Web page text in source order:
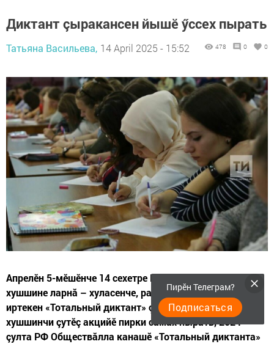
Диктант çыракансен йышӗ ӳссех пырать
Татьяна Васильева, 14 April 2025 - 15:52 478 0 0
Апрелӗн 5-мӗшӗнче 14 сехетре Пӗтӗм Раççей парттă
хушшине ларнă – хуласенче, районсенче çулсерен
иртекен «Тотальный диктант» çырнă. Халăхсен
хушшинчи çутӗç акцийӗ пирки сăмах пырать, 2024
çулта РФ Обществăлла канашӗ «Тотальный диктанта»
Пирӗн Телеграм?
Подписаться